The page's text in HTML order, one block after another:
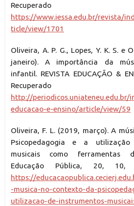
https://www.iessa.edu.br/revista/
ticle/view/1701
Oliveira, A. P. G., Lopes, Y. K. S. e
janeiro). A importância da
infantil. REVISTA EDUCAÇÃO &
http://periodicos.uniateneu.edu.br/
educacao-e-ensino/article/view/59
Oliveira, F. L. (2019, março). A
Psicopedagogia e a
musicais como ferramentas
Educação Pública, 20, 10,
https://
-musica-no-contexto-da-
utilizacao-de-instrumentos-